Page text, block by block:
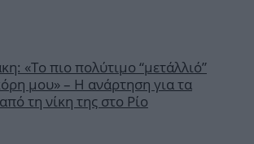
«Το πιο πολύτιμο “μετάλλιό”
μου» – Η ανάρτηση για τα
τη νίκη της στο Ρίο